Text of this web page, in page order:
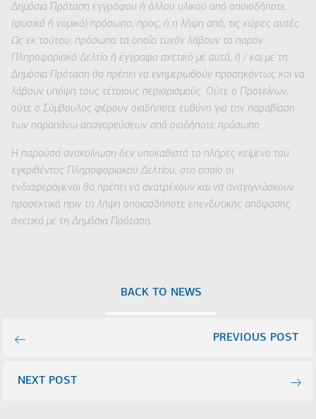
Δημόσια Πρόταση εγγράφου ή άλλου υλικού από οποιοδήποτε
(φυσικό ή νομικό) πρόσωπο, προς, ή η λήψη από, τις χώρες αυτές.
Ως εκ τούτου, πρόσωπα τα οποία τυχόν λάβουν το παρόν
Πληροφοριακό Δελτίο ή έγγραφο σχετικό με αυτό, ή / και με τη
Δημόσια Πρόταση θα πρέπει να ενημερωθούν προσηκόντως και να
λάβουν υπόψη τους τέτοιους περιορισμούς. Ούτε ο Προτείνων,
ούτε ο Σύμβουλος φέρουν οιαδήποτε ευθύνη για την παραβίαση
των παραπάνω απαγορεύσεων από οιοδήποτε πρόσωπο.
Η παρούσα ανακοίνωση δεν υποκαθιστά το πλήρες κείμενο του
εγκριθέντος Πληροφοριακού Δελτίου, στο οποίο οι
ενδιαφερόμενοι θα πρέπει να ανατρέχουν και να αναγιγνώσκουν
προσεκτικά πριν τη λήψη οποιασδήποτε επενδυτικής απόφασης
σχετικά με τη Δημόσια Πρόταση.
PREVIOUS POST
BACK TO NEWS
NEXT POST